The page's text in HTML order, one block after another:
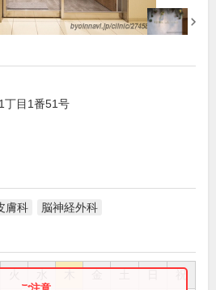
丁目1番51号
膚科 脳神経外科
祝